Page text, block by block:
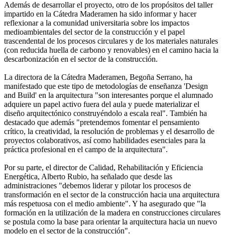
Además de desarrollar el proyecto, otro de los propósitos del taller
impartido en la Cátedra Maderamen ha sido informar y hacer
reflexionar a la comunidad universitaria sobre los impactos
medioambientales del sector de la construcción y el papel
trascendental de los procesos circulares y de los materiales naturales
(con reducida huella de carbono y renovables) en el camino hacia la
descarbonización en el sector de la construcción.
La directora de la Cátedra Maderamen, Begoña Serrano, ha
manifestado que este tipo de metodologías de enseñanza 'Design
and Build' en la arquitectura "son interesantes porque el alumnado
adquiere un papel activo fuera del aula y puede materializar el
diseño arquitectónico construyéndolo a escala real". También ha
destacado que además "pretendemos fomentar el pensamiento
crítico, la creatividad, la resolución de problemas y el desarrollo de
proyectos colaborativos, así como habilidades esenciales para la
práctica profesional en el campo de la arquitectura".
Por su parte, el director de Calidad, Rehabilitación y Eficiencia
Energética, Alberto Rubio, ha señalado que desde las
administraciones "debemos liderar y pilotar los procesos de
transformación en el sector de la construcción hacia una arquitectura
más respetuosa con el medio ambiente". Y ha asegurado que "la
formación en la utilización de la madera en construcciones circulares
se postula como la base para orientar la arquitectura hacia un nuevo
modelo en el sector de la construcción".